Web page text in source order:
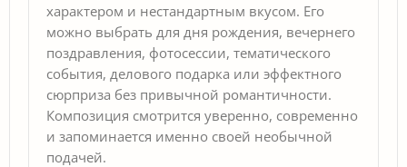
характером и нестандартным вкусом. Его
можно выбрать для дня рождения, вечернего
поздравления, фотосессии, тематического
события, делового подарка или эффектного
сюрприза без привычной романтичности.
Композиция смотрится уверенно, современно
и запоминается именно своей необычной
подачей.